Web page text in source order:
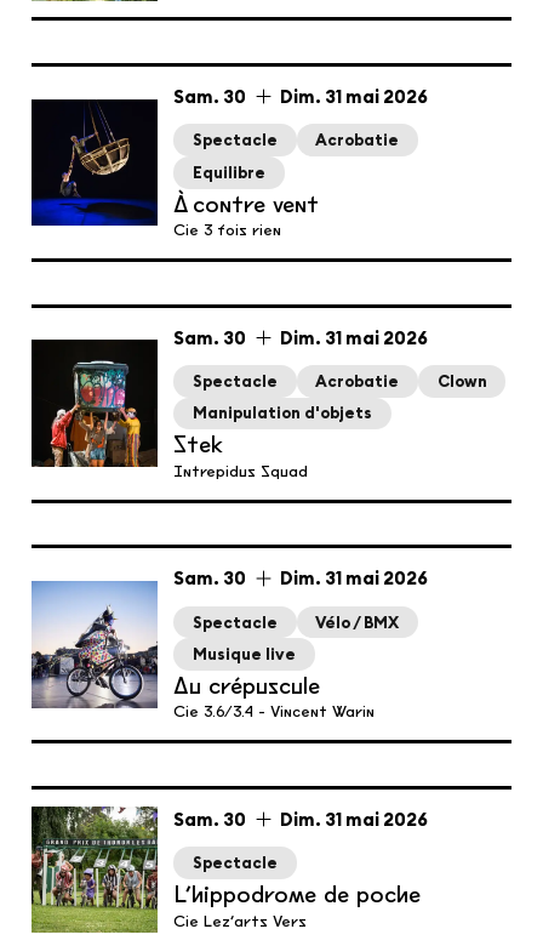
du
samedi
Sam. 30 au
dimanche
Dim. 31 mai
mai 2026
Spectacle
Acrobatie
Equilibre
À contre vent
Cie 3 fois rien
du
samedi
Sam. 30 au
dimanche
Dim. 31 mai
mai 2026
Spectacle Acrobatie
Clown
Manipulation d'objets
Stek
Intrepidus Squad
du
samedi
Sam. 30 au
dimanche
Dim. 31 mai
mai 2026
Spectacle
Vélo / BMX
Musique live
Au crépuscule
Cie 3.6/3.4 - Vincent Warin
du
samedi
Sam. 30 au
dimanche
Dim. 31 mai
mai 2026
Spectacle
L’hippodrome de poche
Cie Lez’arts Vers